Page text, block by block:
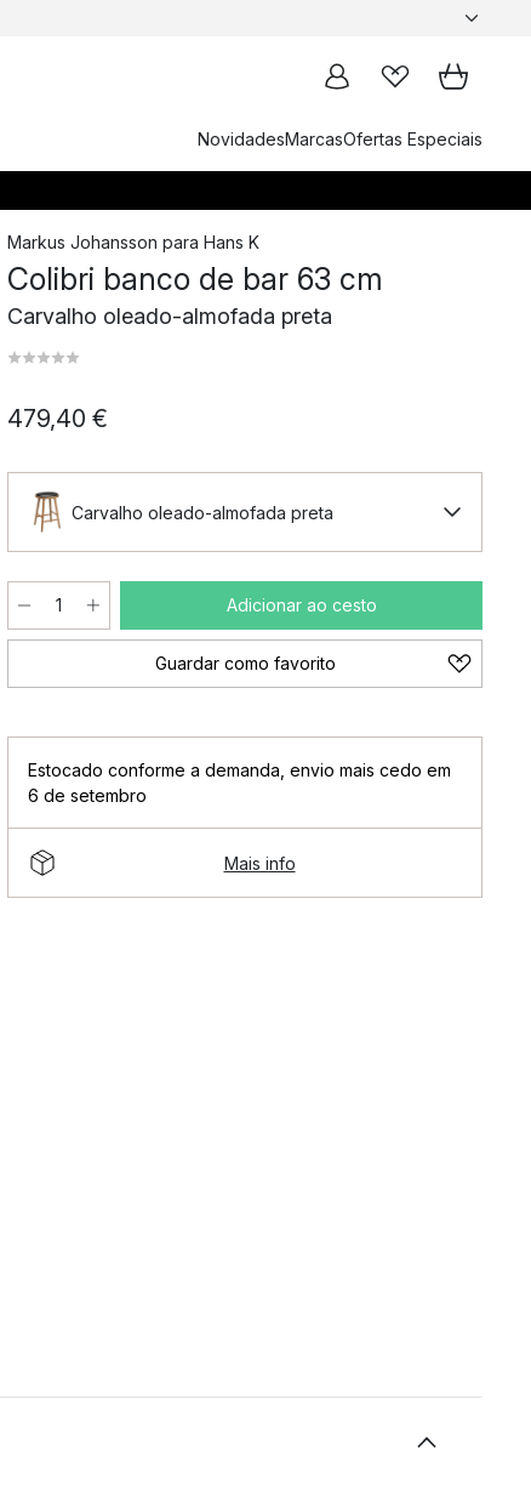
NovidadesMarcasOfertas Especiais
Markus Johansson para Hans K
Colibri banco de bar 63 cm
Carvalho oleado-almofada preta
479,40 €
Carvalho oleado-almofada preta
Adicionar ao cesto
Guardar como favorito
Estocado conforme a demanda envio mais cedo em
6 de setembro
Mais info